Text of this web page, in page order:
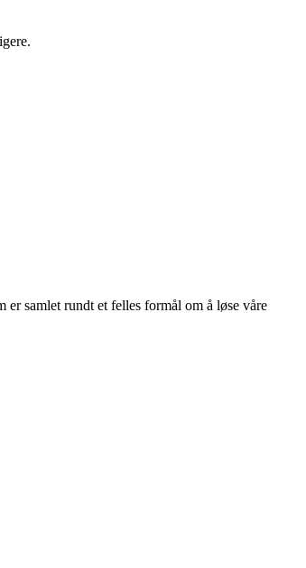
samlet rundt et felles formål om å løse våre